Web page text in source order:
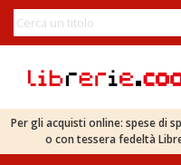
Per gli acquisti online: spese di
o con tessera fedeltà